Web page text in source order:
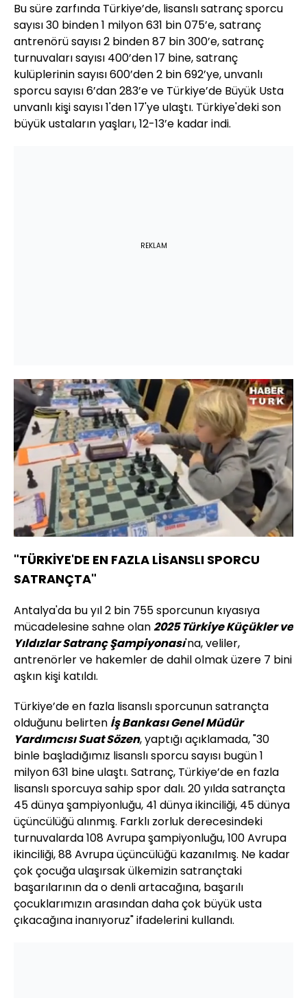
Bu süre zarfında Türkiye’de, lisanslı satranç sporcu
sayısı 30 binden 1 milyon 631 bin 075’e, satranç
antrenörü sayısı 2 binden 87 bin 300’e, satranç
turnuvaları sayısı 400’den 17 bine, satranç
kulüplerinin sayısı 600’den 2 bin 692’ye, unvanlı
sporcu sayısı 6’dan 283’e ve Türkiye’de Büyük Usta
unvanlı kişi sayısı 1'den 17'ye ulaştı. Türkiye'deki son
büyük ustaların yaşları, 12-13’e kadar indi.
REKLAM
Sesi
Aç
Yüklendi:
100.00%
Oynatma
Hızı
"TÜRKİYE'DE EN FAZLA LİSANSLI SPORCU
SATRANÇTA"
Antalya'da bu yıl 2 bin 755 sporcunun kıyasıya
mücadelesine sahne olan2025 Türkiye Küçükler ve
Yıldızlar Satranç Şampiyonası'na, veliler,
antrenörler ve hakemler de dahil olmak üzere 7 bini
aşkın kişi katıldı.
Türkiye’de en fazla lisanslı sporcunun satrançta
olduğunu belirten İş Bankası Genel Müdür
Yardımcısı Suat Sözen, yaptığı açıklamada, "30
binle başladığımız lisanslı sporcu sayısı bugün 1
milyon 631 bine ulaştı. Satranç, Türkiye’de en fazla
lisanslı sporcuya sahip spor dalı. 20 yılda satrançta
45 dünya şampiyonluğu, 41 dünya ikinciliği, 45 dünya
üçüncülüğü alınmış. Farklı zorluk derecesindeki
turnuvalarda 108 Avrupa şampiyonluğu, 100 Avrupa
ikinciliği, 88 Avrupa üçüncülüğü kazanılmış. Ne kadar
çok çocuğa ulaşırsak ülkemizin satrançtaki
başarılarının da o denli artacağına, başarılı
çocuklarımızın arasından daha çok büyük usta
çıkacağına inanıyoruz" ifadelerini kullandı.